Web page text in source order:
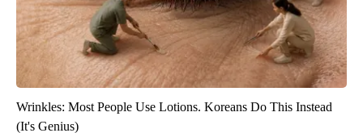
Wrinkles: Most People Use Lotions. Koreans Do This Instead
(It's Genius)